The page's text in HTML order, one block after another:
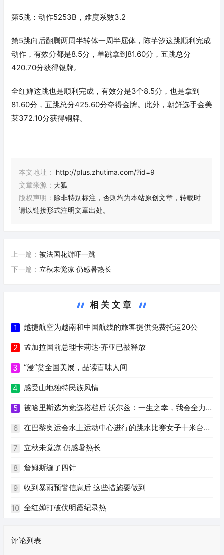
第5跳：动作5253B，难度系数3.2
第5跳向后翻腾两周半转体一周半屈体，陈芋汐这跳顺利完成
动作，有效分都是8.5分，单跳拿到81.60分，五跳总分
420.70分获得银牌。
全红婵这跳也是顺利完成，有效分是3个8.5分，也是拿到
81.60分，五跳总分425.60分夺得金牌。此外，朝鲜选手金美
莱372.10分获得铜牌。
本文地址：
http://plus.zhutima.com/?id=9
文章来源： 天狐
版权声明： 除非特别标注，否则均为本站原创文章，转载时
请以链接形式注明文章出处。
上一篇： 被法国花游吓一跳
下一篇： 立秋未觉凉 仍感暑热长
相关文章
1 越捷航空为越南和中国航线的旅客提供免费托运20公
2 孟加拉国前总理卡莉达·齐亚已被释放
3 “漫”赏全国美展，品读百味人间
4 感受山地独特民族风情
5 被哈里斯选为竞选搭档后 沃尔兹：一生之幸，我会全力
以赴
6 在巴黎奥运会水上运动中心进行的跳水比赛女子十米台决
赛中
7 立秋未觉凉 仍感暑热长
8 詹姆斯缝了四针
9 收到暴雨预警信息后 这些措施要做到
10 全红婵打破伏明霞纪录热
评论列表